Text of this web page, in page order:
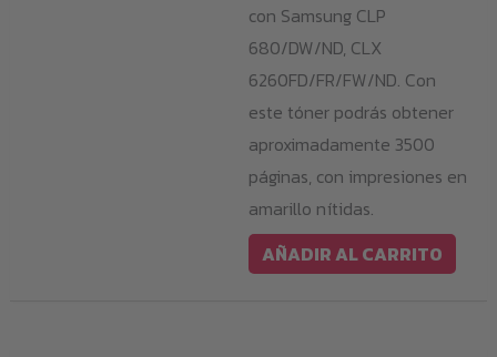
con Samsung CLP
680/DW/ND, CLX
6260FD/FR/FW/ND. Con
este tóner podrás obtener
aproximadamente 3500
páginas, con impresiones en
amarillo nítidas.
AÑADIR AL CARRITO